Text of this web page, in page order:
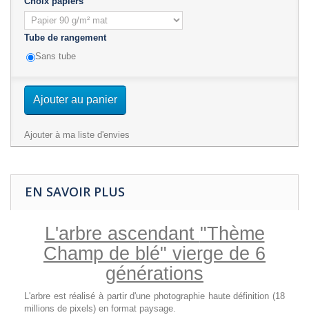
Tube de rangement
Sans tube
Ajouter au panier
Ajouter à ma liste d'envies
EN SAVOIR PLUS
L'arbre ascendant "Thème
Champ de blé" vierge de 6
générations
L'arbre est réalisé à partir d'une photographie haute définition (18
millions de pixels) en format paysage.